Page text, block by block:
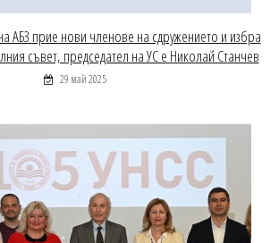
АБЗ прие нови членове на сдружението и избра
съвет, председател на УС е Николай Станчев
29 май 2025